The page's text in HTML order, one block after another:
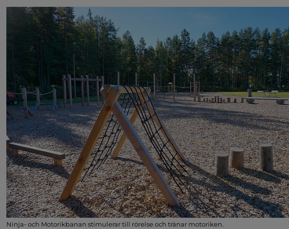
Ninja- och Motorikbanan stimulerar till rörelse och tränar motoriken.